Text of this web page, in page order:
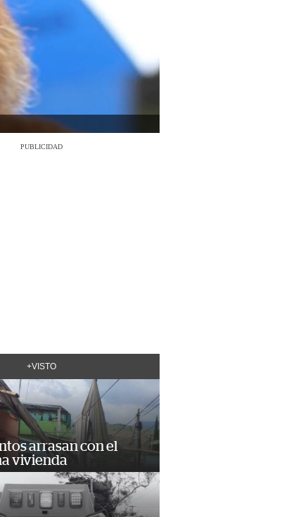
PUBLICIDAD
+VISTO
arrasan con el
vivienda